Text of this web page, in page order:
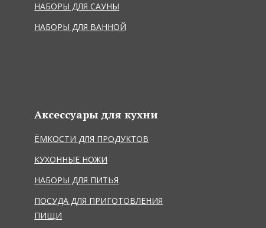
НАБОРЫ ДЛЯ САУНЫ
НАБОРЫ ДЛЯ ВАННОЙ
Аксессуары для кухни
ЁМКОСТИ ДЛЯ ПРОДУКТОВ
КУХОННЫЕ НОЖИ
НАБОРЫ ДЛЯ ПИТЬЯ
ПОСУДА ДЛЯ ПРИГОТОВЛЕНИЯ
ПИЩИ